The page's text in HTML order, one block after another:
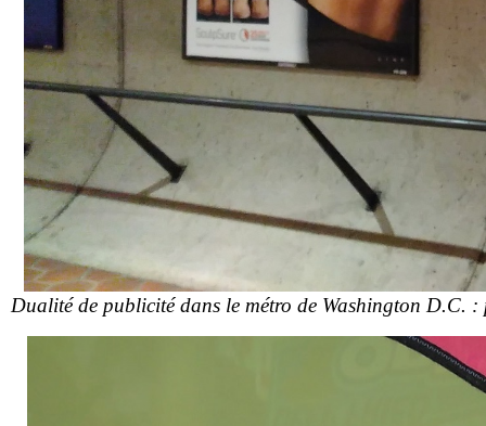
Dualité de publicité dans le métro de Washington D.C.